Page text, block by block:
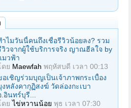
ำไมวันนี้คนถึงเชื่อรีวิวน้อยลง? รวม
วิวจากผู้ใช้บริการจริง ญาณฮีลใจ by
มวฟ้า
ดย Maewfah พฤหัสบดี เวลา 00:13
อเชิญร่วมบุญเป็นเจ้าภาพกระเบื้อง
งหลังคากุฏิสงฆ์ วัดล่องกะเบา
.อินทร์บุรี...
ดยไข่หวานน้อย พุธ เวลา 07:30